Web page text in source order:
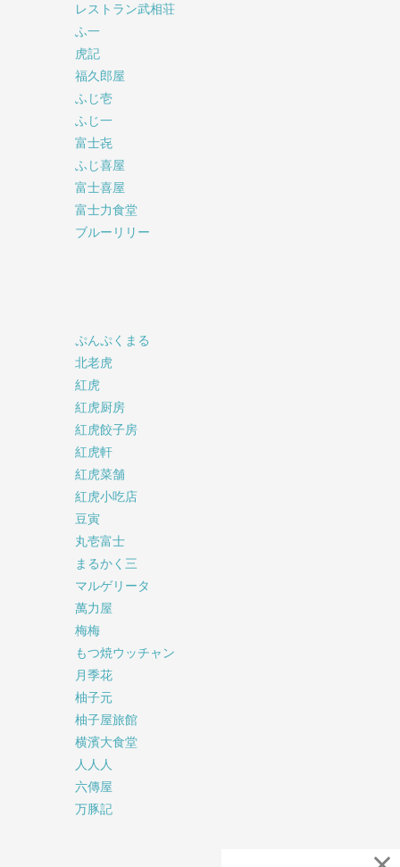
レストラン武相荘
ふ一
虎記
福久郎屋
ふじ壱
ふじ一
富士㐂
ふじ喜屋
富士喜屋
富士力食堂
ブルーリリー
ぷんぷくまる
北老虎
紅虎
紅虎厨房
紅虎餃子房
紅虎軒
紅虎菜舗
紅虎小吃店
豆寅
丸壱富士
まるかく三
マルゲリータ
萬力屋
梅梅
もつ焼ウッチャン
月季花
柚子元
柚子屋旅館
横濱大食堂
人人人
六傳屋
万豚記